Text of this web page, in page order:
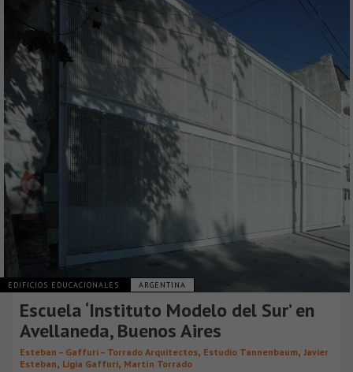
EDIFICIOS EDUCACIONALES ARGENTINA
Escuela ‘Instituto Modelo del Sur’ en
Avellaneda, Buenos Aires
Esteban – Gaffuri – Torrado Arquitectos, Estudio Tannenbaum, Javier
Esteban, Ligia Gaffuri, Martín Torrado